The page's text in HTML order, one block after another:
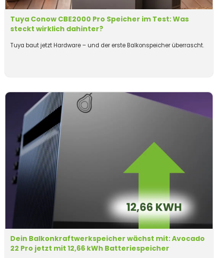
Tuya Conow CBE2000 Pro Speicher im Test: Was
steckt wirklich dahinter?
Tuya baut jetzt Hardware – und der erste Balkonspeicher überrascht.
Dein Balkonkraftwerkspeicher wächst mit: Avocado
22 Pro jetzt mit 12,66 kWh Batteriespeicher